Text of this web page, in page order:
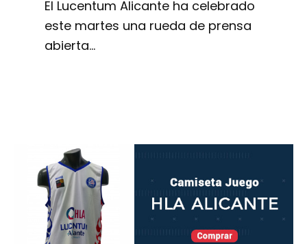
El Lucentum Alicante ha celebrado
este martes una rueda de prensa
abierta…